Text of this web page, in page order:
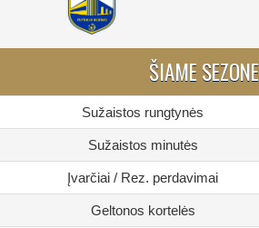
ŠIAME SEZONE
Sužaistos rungtynės
Sužaistos minutės
Įvarčiai / Rez. perdavimai
Geltonos kortelės